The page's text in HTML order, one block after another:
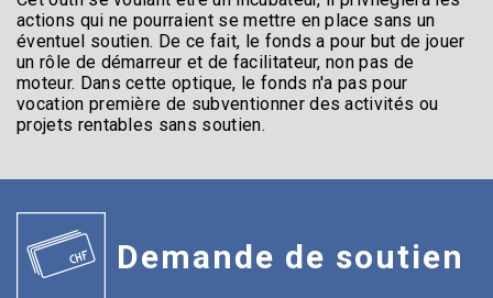
actions qui ne pourraient se mettre en place sans un
éventuel soutien. De ce fait, le fonds a pour but de jouer
un rôle de démarreur et de facilitateur, non pas de
moteur. Dans cette optique, le fonds n'a pas pour
vocation première de subventionner des activités ou
projets rentables sans soutien.
Demande de soutien